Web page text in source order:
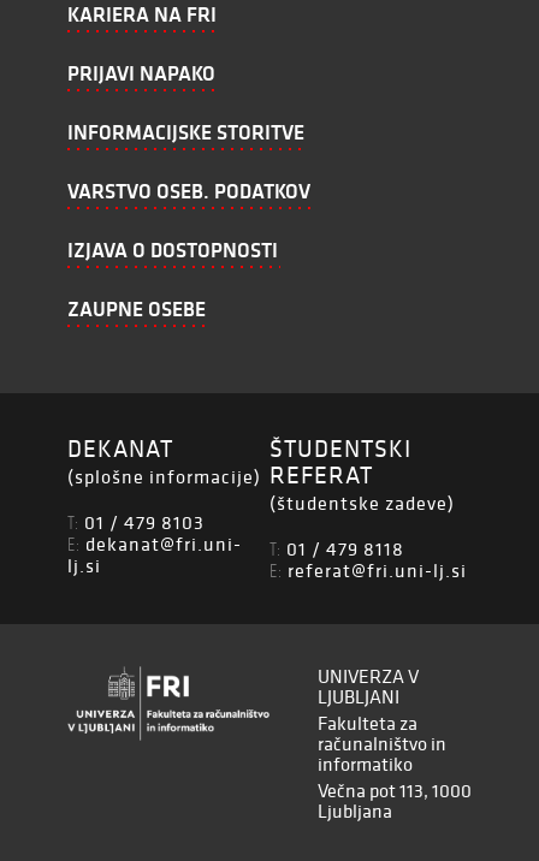
KARIERA NA FRI
PRIJAVI NAPAKO
INFORMACIJSKE STORITVE
VARSTVO OSEB. PODATKOV
IZJAVA O DOSTOPNOSTI
ZAUPNE OSEBE
DEKANAT
(splošne informacije)
T: 01 / 479 8103
E: dekanat@fri.uni-
lj.si
ŠTUDENTSKI
REFERAT
(študentske zadeve)
T: 01 / 479 8118
E: referat@fri.uni-lj.si
UNIVERZA V
LJUBLJANI
Fakulteta za
računalništvo in
informatiko
Večna pot 113, 1000
Ljubljana